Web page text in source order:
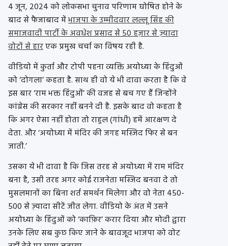
4 जून, 2024 को लोकसभा चुनाव परिणाम घोषित होने के
बाद से फैजाबाद मेंभाजपा के उम्मीदवार लल्लू सिंह की
समाजवादी पार्टी के अवधेश प्रसाद से 50 हज़ार से ज़्यादा
वोटों से हारएक प्रमुख चर्चा का विषय रही है.
वीडियो में कुर्ता और टोपी पहना व्यक्ति अयोध्या के हिंदुओं
को ‘दोगला’ कहता है. साथ ही वो ये भी दावा करता है कि वे
इस बार ‘राम भक्त हिंदुओं’ की वजह से बच गए हैं जिन्होंने
कांग्रेस की सरकार नहीं बनने दी है. इसके बाद वो कहता है
कि अगर ऐसा नहीं होता तो राहुल (गांधी) हमें आरक्षण दे
देता. और ‘अयोध्या में मंदिर की जगह मस्जिद फिर से बन
जाती.’
उसका ये भी दावा है कि जिस तरह से अयोध्या में राम मंदिर
बना है, उसी तरह अगर कोई राजनेता मस्जिद बनवा दे तो
मुसलमानों का बिना शर्त समर्थन मिलेगा और वो नेता 450-
500 से ज़्यादा सीटें जीत लेगा. वीडियो के अंत में उसने
अयोध्या के हिंदुओं को ‘काफ़िर’ करार दिया और मोदी द्वारा
उनके लिए सब कुछ किए जाने के बावजूद भाजपा को वोट